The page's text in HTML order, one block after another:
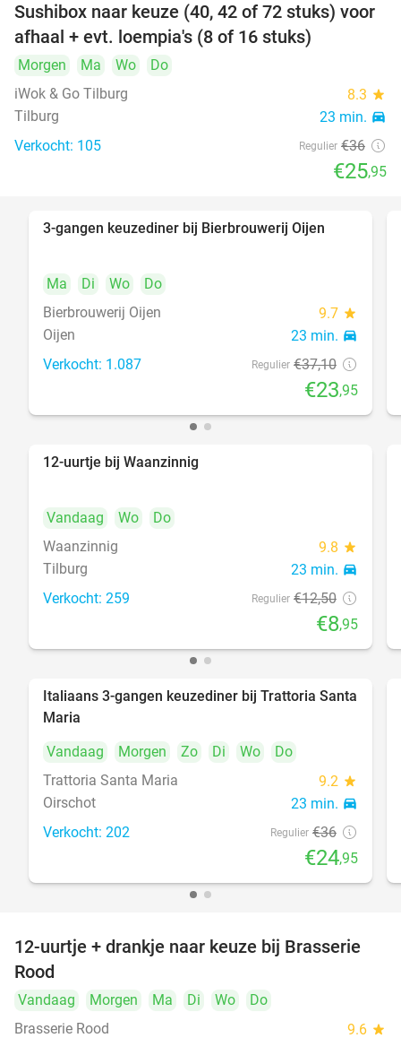
28%
Sushibox naar keuze (40, 42 of 72 stuks) voor
afhaal + evt. loempia's (8 of 16 stuks)
Morgen Ma Wo
Do
iWok & Go Tilburg
8.3 star
Tilburg 23 min. directions_car
Verkocht: 105 Regulier €36
€25,95
3-gangen keuzediner bij Bierbrouwerij Oijen
Ma Di Wo
Do
Bierbrouwerij Oijen
9.7 star
Oijen 23 min. directions_car
Verkocht: 1.087 Regulier €37,10
€23,95
12-uurtje bij Waanzinnig
Vandaag Wo
Do
Waanzinnig
9.8 star
Tilburg 23 min. directions_car
Verkocht: 259 Regulier €12,50
€8,95
31%
Italiaans 3-gangen keuzediner bij Trattoria Santa
Maria
Vandaag
Morgen Zo Di Wo
Do
Trattoria Santa Maria
9.2 star
Oirschot 23 min. directions_car
Verkocht: 202 Regulier €36
€24,95
15%
12-uurtje + drankje naar keuze bij Brasserie
Rood
Vandaag Morgen Ma Di Wo
Do
Brasserie Rood
9.6 star